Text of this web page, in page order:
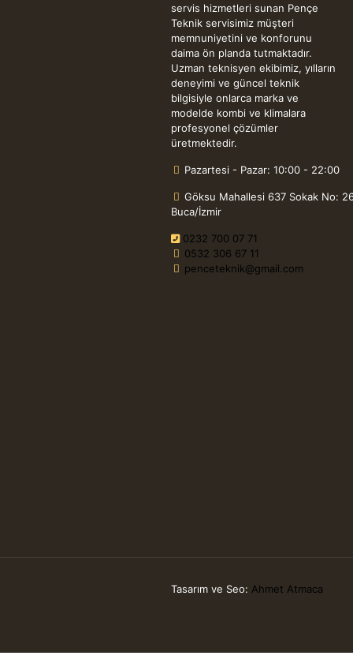
servis hizmetleri sunan Pençe
Teknik servisimiz müşteri
memnuniyetini ve konforunu
daima ön planda tutmaktadır.
Uzman teknisyen ekibimiz, yılların
deneyimi ve güncel teknik
bilgisiyle onlarca marka ve
modelde kombi ve klimalara
profesyonel çözümler
üretmektedir.
Pazartesi - Pazar: 10:00 - 22:00
Göksu Mahallesi 637 Sokak No:
Buca/İzmir
0232 700 07 71
0532 306 67 11
penceteknik@gmail.com
Tasarım ve Seo: Ahmet Atmaca